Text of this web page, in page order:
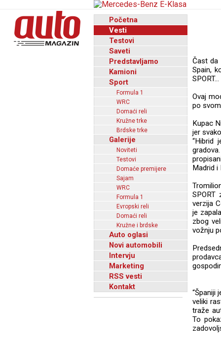
Početna
Vesti
Testovi
Saveti
Predstavljamo
Kamioni
Sport
Formula 1
WRC
Domaći reli
Kružne trke
Brdske trke
Galerije
Noviteti
Testovi
Domaće premijere
Sajam
WRC
Formula 1
Evropski reli
Domaći reli
Kružne i brdske
Auto oglasi
Novi automobili
Intervju
Marketing
RSS vesti
Kontakt
Čast da
Spain,
SPORT...
Ovaj
po
Kupac
jer
“Hibrid
Madrid i
verzija
je
zbog
vožnju
“Španiji
veliki
traže
To